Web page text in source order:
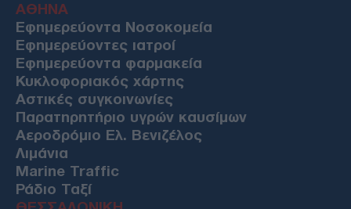
ΑΘΗΝΑ
Εφημερεύοντα Νοσοκομεία
Εφημερεύοντες ιατροί
Εφημερεύοντα φαρμακεία
Κυκλοφοριακός χάρτης
Αστικές συγκοινωνίες
Παρατηρητήριο υγρών καυσίμων
Αεροδρόμιο Ελ. Βενιζέλος
Λιμάνια
Marine Traffic
Ράδιο Ταξί